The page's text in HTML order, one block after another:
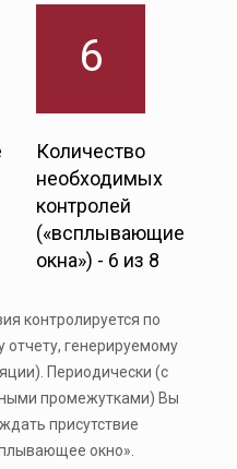
6
Количество
необходимых
контролей
(«всплывающие
окна») - 6 из 8
контролируется по
отчету, генерируемому
Периодически (с
промежутками) Вы
присутствие
окно».